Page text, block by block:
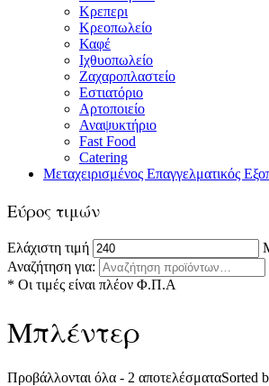
Κρεπερι
Κρεοπωλείο
Καφέ
Ιχθυοπωλείο
Ζαχαροπλαστείο
Εστιατόριο
Αρτοποιείο
Αναψυκτήριο
Fast Food
Catering
Μεταχειρισμένος Επαγγελματικός
Εύρος τιμών
Ελάχιστη τιμή
Αναζήτηση για:
* Οι τιμές είναι πλέον Φ.Π.Α
Μπλέντερ
Προβάλλονται όλα - 2 αποτελέσματαSorted